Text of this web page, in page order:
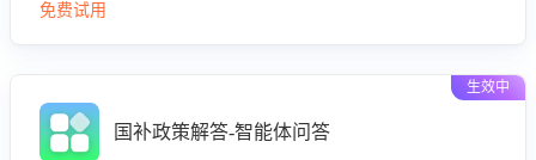
免费试用
生效中
国补政策解答-智能体问答